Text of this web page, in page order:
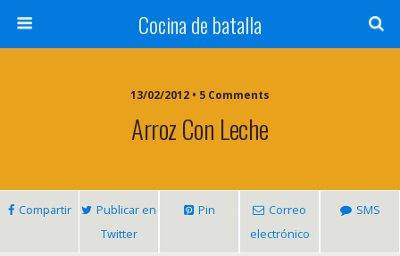
Cocina de batalla
13/02/2012 • 5 Comments
Arroz Con Leche
Compartir
Publicar en
Twitter
Pin
Correo
electrónico
SMS